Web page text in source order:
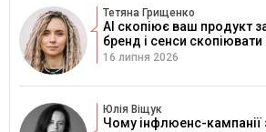
Тетяна Грищенко
AI скопіює ваш продукт
бренд і сенси
16 липня 2026
Юлія Віщук
Чому інфлюенс-